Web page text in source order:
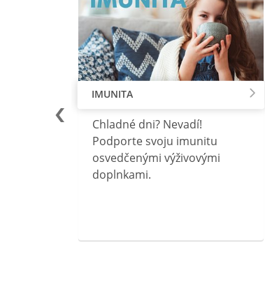
IMUNITA
Chladné dni? Nevadí!
Podporte svoju imunitu
osvedčenými výživovými
doplnkami.